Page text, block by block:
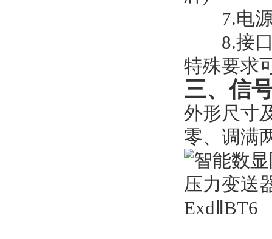
7.电源
8.接口
特殊要求
三、信
外形尺寸
零、调满